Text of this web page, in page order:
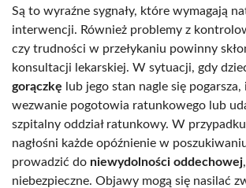
Są to wyraźne sygnały, które wymagają
interwencji. Również problemy z
czy trudności w przełykaniu powinny
konsultacji lekarskiej. W sytuacji, gdy
gorączkę lub jego stan nagle się
wezwanie pogotowia ratunkowego lub
szpitalny oddział ratunkowy. W
nagłośni każde opóźnienie w
prowadzić do niewydolności oddechowej
niebezpieczne. Objawy mogą się nasilać